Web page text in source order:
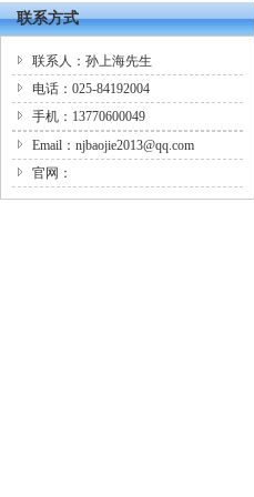
联系方式
联系人：孙上海先生
电话：025-84192004
手机：13770600049
Email：njbaojie2013@qq.com
官网：